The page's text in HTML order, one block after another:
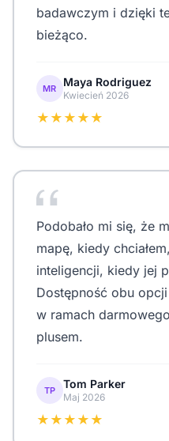
badawczym i dzięki
bieżąco.
MR Maya Rodriguez
Kwiecień 2026
★★★★★
Podobało mi się, że
mapę, kiedy
inteligencji, kiedy jej
Dostępność obu
w ramach
plusem.
TP Tom Parker
Maj 2026
★★★★★